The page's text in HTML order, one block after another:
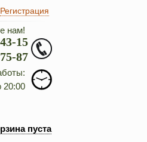
Регистрация
нам!
15
87
20:00
пуста